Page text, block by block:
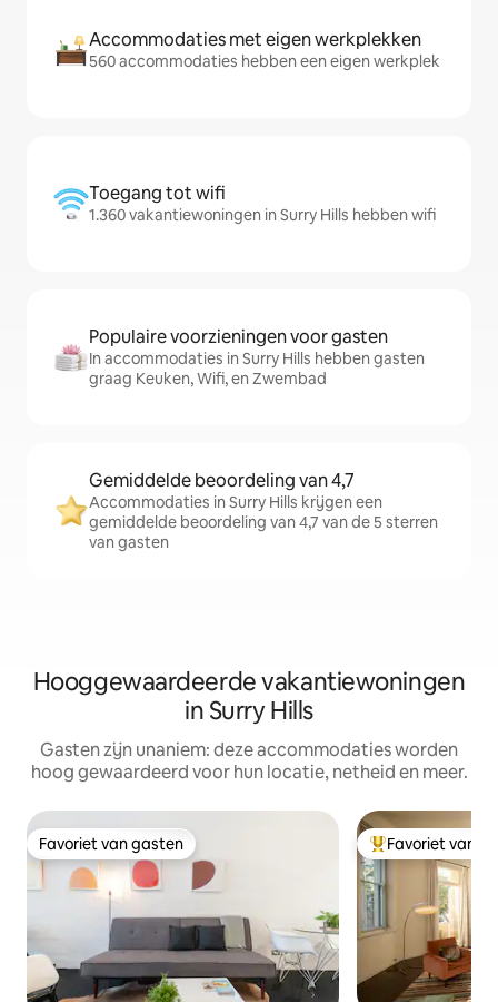
Accommodaties met eigen werkplekken
560 accommodaties hebben een eigen werkplek
Toegang tot wifi
1.360 vakantiewoningen in Surry Hills hebben wifi
Populaire voorzieningen voor gasten
In accommodaties in Surry Hills hebben gasten
graag Keuken, Wifi, en Zwembad
Gemiddelde beoordeling van 4,7
Accommodaties in Surry Hills krijgen een
gemiddelde beoordeling van 4,7 van de 5 sterren
van gasten
Hooggewaardeerde vakantiewoningen
in Surry Hills
Gasten zijn unaniem: deze accommodaties worden
hoog gewaardeerd voor hun locatie, netheid en meer.
Favoriet van gasten
Favoriet van gasten Topfavoriet van
Favoriet van